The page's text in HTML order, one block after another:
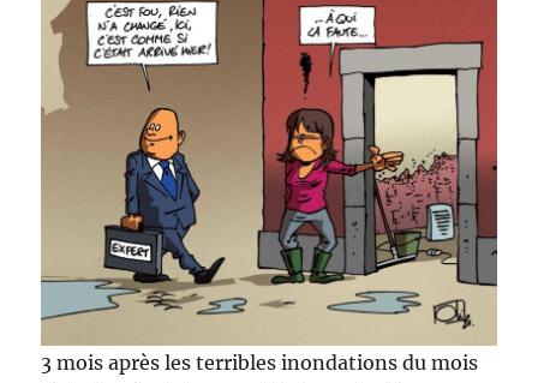
3 mois après les terribles inondations du mois